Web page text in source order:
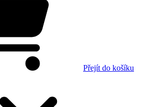
Přejít do košíku